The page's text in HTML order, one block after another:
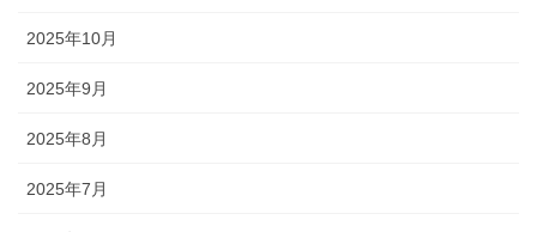
2025年10月
2025年9月
2025年8月
2025年7月